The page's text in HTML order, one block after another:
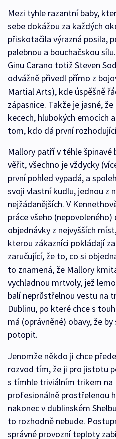
Mezi tyhle razantní baby,
sebe dokážou za každých
přiskotačila výrazná posila,
palebnou a bouchačskou
Ginu Carano totiž Steven
odvážně přivedl přímo z
Martial Arts), kde úspěšně
zápasnice. Takže je jasné,
kecech, hlubokých emocích
tom, kdo dá první
Mallory patří v téhle špinavé
věřit, všechno je vždycky
první pohled vypadá, a
svoji vlastní kudlu, jednou z
nejžádanějších. V
práce všeho
objednávky z nejvyšších
kterou zákazníci pokládají
zaručující, že to, co si
to znamená, že Mallory
vychladnou mrtvoly, jež
balí neprůstřelnou vestu na
Dublinu, po které chce s
má (oprávněné) obavy, že
potopit.
Jenomže někdo ji chce
rozvod tím, že ji pro jistotu
s tímhle triviálním trikem na
profesionálně prostřelenou
nakonec v dublinském
to rozhodně nebude.
správné provozní teploty